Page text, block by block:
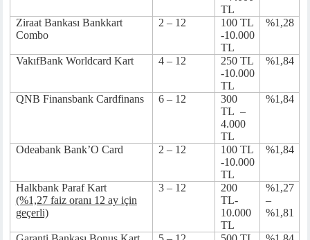
giriş
TL
Ziraat Bankası Bankkart
Combo
2 – 12
100 TL
-10.000
TL
%1,28
VakıfBank Worldcard Kart 4 – 12
250 TL
-10.000
TL
%1,84
QNB Finansbank Cardfinans 6 – 12
300
TL –
4.000
TL
%1,84
Odeabank Bank’O Card 2 – 12
100 TL
-10.000
TL
%1,84
Halkbank Paraf Kart
(%1,27 faiz oranı 12 ay için
geçerli)
3 – 12
200
TL-
10.000
TL
%1,27
–
%1,81